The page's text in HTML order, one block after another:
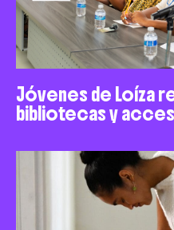
Jóvenes de Loíza
bibliotecas y